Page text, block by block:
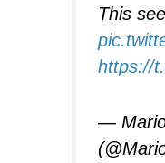
This
https://
—